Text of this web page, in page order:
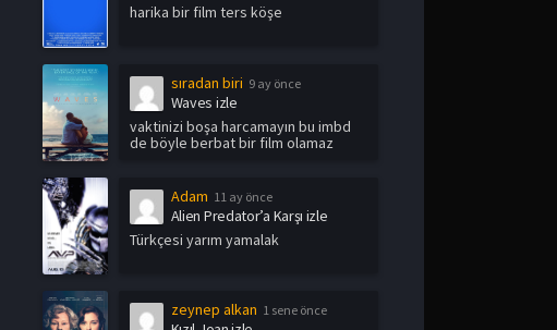
harika bir film ters köşe
sıradan biri 9 ay önce
Waves izle
vaktinizi boşa harcamayın bu imbd
de böyle berbat bir film olamaz
Adam 11 ay önce
Alien Predator’a Karşı izle
Türkçesi yarım yamalak
zeynep alkan 1 sene önce